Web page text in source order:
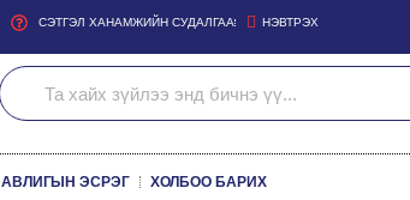
СЭТГЭЛ ХАНАМЖИЙН СУДАЛГАА НЭВТРЭХ
АВЛИГЫН ЭСРЭГ ХОЛБОО БАРИХ